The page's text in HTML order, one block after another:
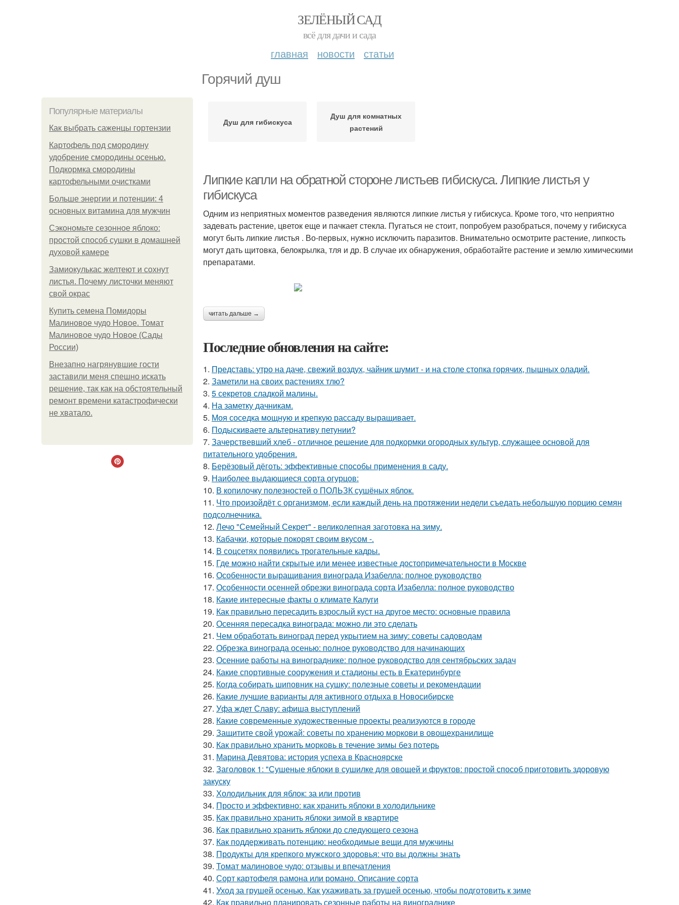
ЗЕЛЁНЫЙ САД
всё для дачи и сада
главная новости статьи
Горячий душ
Популярные материалы
Как выбрать саженцы гортензии
Картофель под смородину
удобрение смородины осенью.
Подкормка смородины
картофельными очистками
Больше энергии и потенции: 4
основных витамина для мужчин
Сэкономьте сезонное яблоко:
простой способ сушки в домашней
духовой камере
Замиокулькас желтеют и сохнут
листья. Почему листочки меняют
свой окрас
Купить семена Помидоры
Малиновое чудо Новое. Томат
Малиновое чудо Новое (Сады
России)
Внезапно нагрянувшие гости
заставили меня спешно искать
решение, так как на обстоятельный
ремонт времени катастрофически
не хватало.
Душ для гибискуса
Душ для комнатных
растений
Липкие капли на обратной стороне листьев гибискуса. Липкие листья у
гибискуса
Одним из неприятных моментов разведения являются липкие листья у гибискуса. Кроме того, что неприятно
задевать растение, цветок еще и пачкает стекла. Пугаться не стоит, попробуем разобраться, почему у гибискуса
могут быть липкие листья . Во-первых, нужно исключить паразитов. Внимательно осмотрите растение, липкость
могут дать щитовка, белокрылка, тля и др. В случае их обнаружения, обработайте растение и землю химическими
препаратами.
читать дальше →
Последние обновления на сайте:
1. Представь: утро на даче, свежий воздух, чайник шумит - и на столе стопка горячих, пышных оладий.
2. Заметили на своих растениях тлю?
3. 5 секретов сладкой малины.
4. На заметку дачникам.
5. Моя соседка мощную и крепкую рассаду выращивает.
6. Подыскиваете альтернативу петунии?
7. Зачерствевший хлеб - отличное решение для подкормки огородных культур, служащее основой для
питательного удобрения.
8. Берёзовый дёготь: эффективные способы применения в саду.
9. Наиболее выдающиеся сорта огурцов:
10. В копилочку полезностей о ПОЛЬЗК сушёных яблок.
11. Что произойдёт с организмом, если каждый день на протяжении недели съедать небольшую порцию семян
подсолнечника.
12. Лечо "Семейный Секрет" - великолепная заготовка на зиму.
13. Кабачки, которые покорят своим вкусом -.
14. В соцсетях появились трогательные кадры.
15. Где можно найти скрытые или менее известные достопримечательности в Москве
16. Особенности выращивания винограда Изабелла: полное руководство
17. Особенности осенней обрезки винограда сорта Изабелла: полное руководство
18. Какие интересные факты о климате Калуги
19. Как правильно пересадить взрослый куст на другое место: основные правила
20. Осенняя пересадка винограда: можно ли это сделать
21. Чем обработать виноград перед укрытием на зиму: советы садоводам
22. Обрезка винограда осенью: полное руководство для начинающих
23. Осенние работы на винограднике: полное руководство для сентябрьских задач
24. Какие спортивные сооружения и стадионы есть в Екатеринбурге
25. Когда собирать шиповник на сушку: полезные советы и рекомендации
26. Какие лучшие варианты для активного отдыха в Новосибирске
27. Уфа ждет Славу: афиша выступлений
28. Какие современные художественные проекты реализуются в городе
29. Защитите свой урожай: советы по хранению моркови в овощехранилище
30. Как правильно хранить морковь в течение зимы без потерь
31. Марина Девятова: история успеха в Красноярске
32. Заголовок 1: "Сушеные яблоки в сушилке для овощей и фруктов: простой способ приготовить здоровую
закуску
33. Холодильник для яблок: за или против
34. Просто и эффективно: как хранить яблоки в холодильнике
35. Как правильно хранить яблоки зимой в квартире
36. Как правильно хранить яблоки до следующего сезона
37. Как поддерживать потенцию: необходимые вещи для мужчины
38. Продукты для крепкого мужского здоровья: что вы должны знать
39. Томат малиновое чудо: отзывы и впечатления
40. Сорт картофеля рамона или романо. Описание сорта
41. Уход за грушей осенью. Как ухаживать за грушей осенью, чтобы подготовить к зиме
42. Как правильно планировать сезонные работы на винограднике